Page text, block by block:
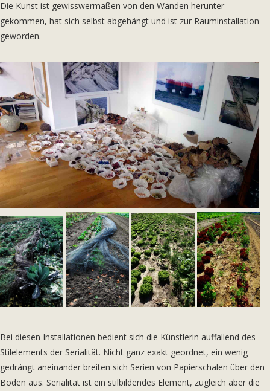
Die Kunst ist gewisswermaßen von den Wänden herunter
gekommen, hat sich selbst abgehängt und ist zur Rauminstallation
geworden.
Bei diesen Installationen bedient sich die Künstlerin auffallend des
Stilelements der Serialität. Nicht ganz exakt geordnet, ein wenig
gedrängt aneinander breiten sich Serien von Papierschalen über den
Boden aus. Serialität ist ein stilbildendes Element, zugleich aber die